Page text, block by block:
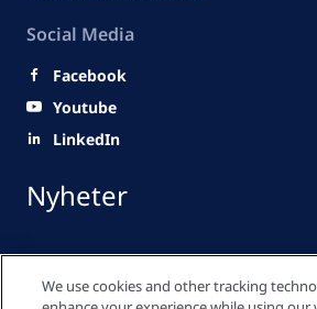
Nyheter
Snabblänkar
Social Media
Facebook
Youtube
LinkedIn
We use cookies and other tracking